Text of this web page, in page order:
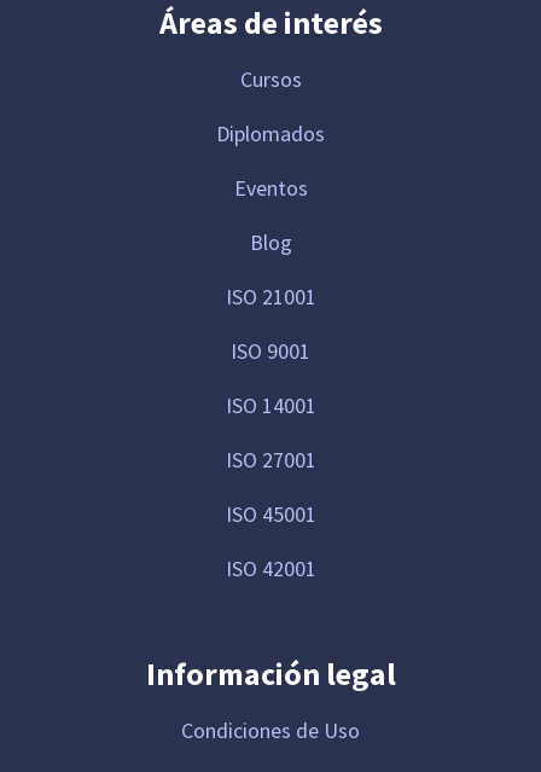
Áreas de interés
Cursos
Diplomados
Eventos
Blog
ISO 21001
ISO 9001
ISO 14001
ISO 27001
ISO 45001
ISO 42001
Información legal
Condiciones de Uso